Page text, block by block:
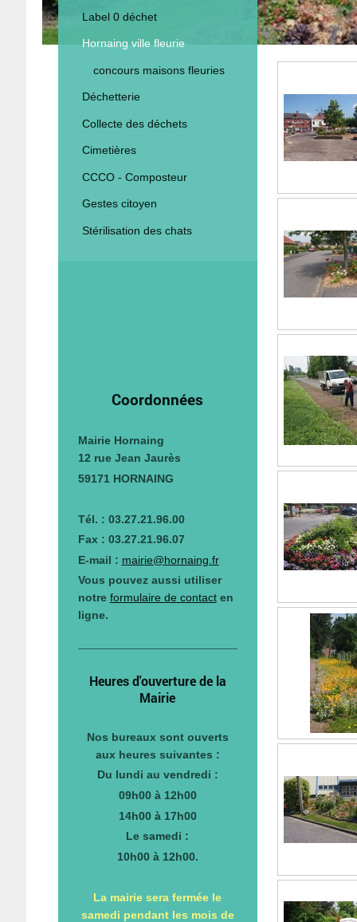
Label 0 déchet
Hornaing ville fleurie
concours maisons fleuries
Déchetterie
Collecte des déchets
Cimetières
CCCO - Composteur
Gestes citoyen
Stérilisation des chats
Coordonnées
Mairie Hornaing
12 rue Jean Jaurès
59171 HORNAING
Tél. : 03.27.21.96.00
Fax : 03.27.21.96.07
E-mail : mairie@hornaing.fr
Vous pouvez aussi utiliser
notre formulaire de contacten
ligne.
Heures d'ouverture de la
Mairie
Nos bureaux sont ouverts
aux heures suivantes :
Du lundi au vendredi :
09h00 à 12h00
14h00 à 17h00
Le samedi :
10h00 à 12h00.
La mairie sera fermée le
samedi pendant les mois de